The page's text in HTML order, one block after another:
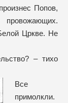
Попов,
провожающих.
Цркве. Не
– тихо
Все
примолкли.